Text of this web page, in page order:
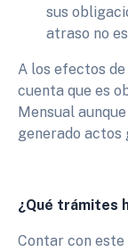
sus
atraso no
A los efectos
cuenta que es
Mensual
generado actos
¿Qué trámites
Contar con